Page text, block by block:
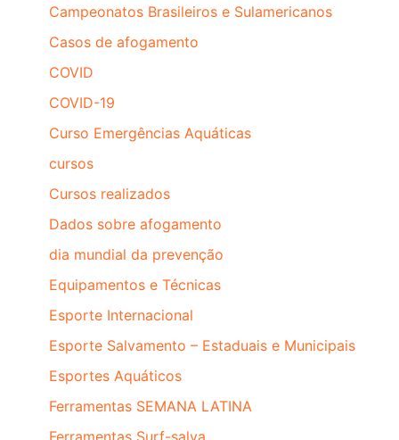
Campeonatos Brasileiros e Sulamericanos
Casos de afogamento
COVID
COVID-19
Curso Emergências Aquáticas
cursos
Cursos realizados
Dados sobre afogamento
dia mundial da prevenção
Equipamentos e Técnicas
Esporte Internacional
Esporte Salvamento – Estaduais e Municipais
Esportes Aquáticos
Ferramentas SEMANA LATINA
Ferramentas Surf-salva